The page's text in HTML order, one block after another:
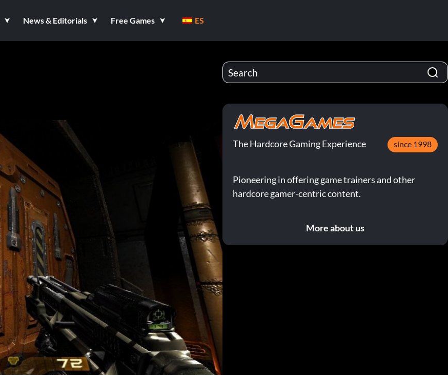
News & Editorials Free Games ES
The Hardcore Gaming Experience since 1998
Pioneering in offering game trainers and other
hardcore gamer-centric content.
More about us